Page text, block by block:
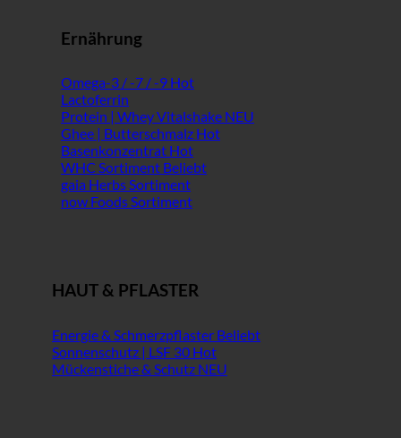
Ernährung
Omega-3 / -7 / -9
Lactoferrin
Protein | Whey Vitalshake
Ghee | Butterschmalz
Basenkonzentrat
WHC Sortiment
gaia Herbs Sortiment
now Foods Sortiment
HAUT & PFLASTER
Energie & Schmerzpflaster
Sonnenschutz | LSF 30
Mückenstiche & Schutz